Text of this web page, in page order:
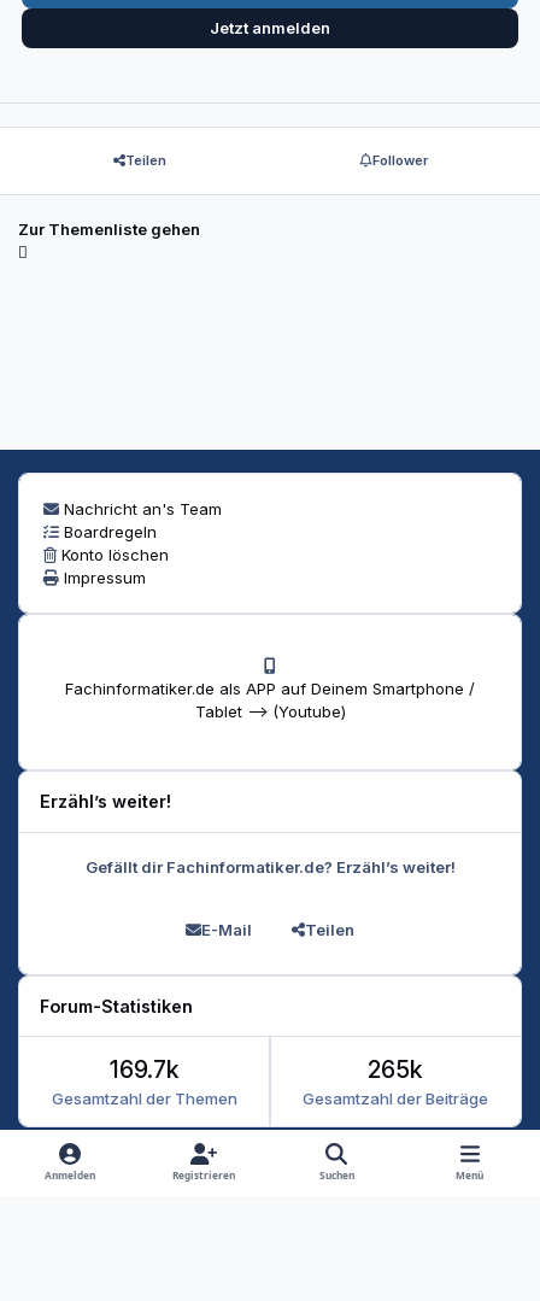
Jetzt anmelden
Teilen Follower
Zur Themenliste gehen
Nachricht an's Team
Boardregeln
Konto löschen
Impressum
Fachinformatiker.de als APP auf Deinem Smartphone /
Tablet --> (Youtube)
Erzähl’s weiter!
Gefällt dir Fachinformatiker.de? Erzähl’s weiter!
E-Mail Teilen
Forum-Statistiken
Gesamtzahl der Themen
169.7k
Gesamtzahl der Beiträge
265k
Heller Modus
Dunkler Modus
Systemeinstellung
Anmelden Registrieren Suchen Menü